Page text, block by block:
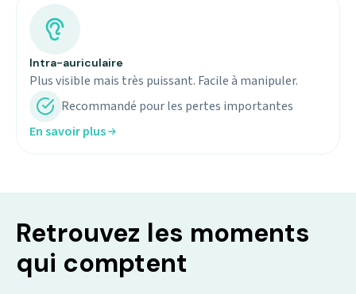
Intra-auriculaire
Plus visible mais très puissant. Facile à manipuler.
Recommandé pour les pertes importantes
En savoir plus
Retrouvez les moments
qui comptent